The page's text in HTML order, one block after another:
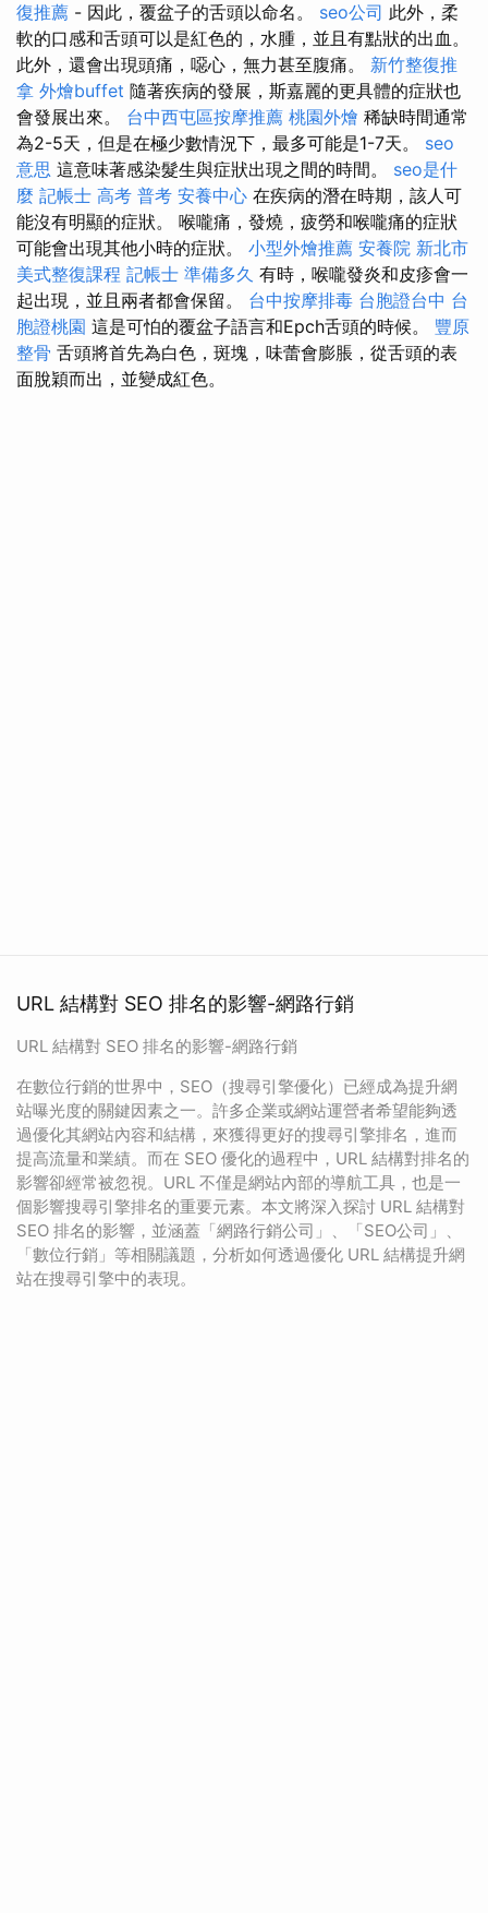
復推薦 - 因此，覆盆子的舌頭以命名。 seo公司 此外，柔
軟的口感和舌頭可以是紅色的，水腫，並且有點狀的出血。
此外，還會出現頭痛，噁心，無力甚至腹痛。 新竹整復推
拿 外燴buffet 隨著疾病的發展，斯嘉麗的更具體的症狀也
會發展出來。 台中西屯區按摩推薦 桃園外燴 稀缺時間通常
為2-5天，但是在極少數情況下，最多可能是1-7天。 seo
意思 這意味著感染髮生與症狀出現之間的時間。 seo是什
麼 記帳士 高考 普考 安養中心 在疾病的潛在時期，該人可
能沒有明顯的症狀。 喉嚨痛，發燒，疲勞和喉嚨痛的症狀
可能會出現其他小時的症狀。 小型外燴推薦 安養院 新北市
美式整復課程 記帳士 準備多久 有時，喉嚨發炎和皮疹會一
起出現，並且兩者都會保留。 台中按摩排毒 台胞證台中 台
胞證桃園 這是可怕的覆盆子語言和Epch舌頭的時候。 豐原
整骨 舌頭將首先為白色，斑塊，味蕾會膨脹，從舌頭的表
面脫穎而出，並變成紅色。
URL 結構對 SEO 排名的影響-網路行銷
URL 結構對 SEO 排名的影響-網路行銷
在數位行銷的世界中，SEO（搜尋引擎優化）已經成為提升網
站曝光度的關鍵因素之一。許多企業或網站運營者希望能夠透
過優化其網站內容和結構，來獲得更好的搜尋引擎排名，進而
提高流量和業績。而在 SEO 優化的過程中，URL 結構對排名的
影響卻經常被忽視。URL 不僅是網站內部的導航工具，也是一
個影響搜尋引擎排名的重要元素。本文將深入探討 URL 結構對
SEO 排名的影響，並涵蓋「網路行銷公司」、「SEO公司」、
「數位行銷」等相關議題，分析如何透過優化 URL 結構提升網
站在搜尋引擎中的表現。